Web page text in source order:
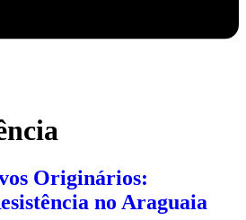
Originários:
no Araguaia